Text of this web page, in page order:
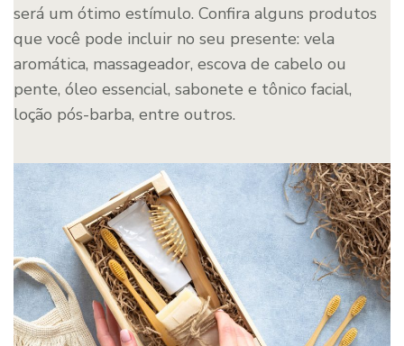
será um ótimo estímulo. Confira alguns produtos
que você pode incluir no seu presente: vela
aromática, massageador, escova de cabelo ou
pente, óleo essencial, sabonete e tônico facial,
loção pós-barba, entre outros.